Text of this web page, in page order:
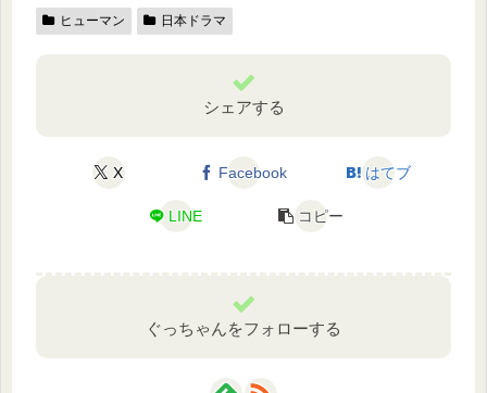
ヒューマン 日本ドラマ
シェアする
X Facebook はてブ
LINE コピー
ぐっちゃんをフォローする